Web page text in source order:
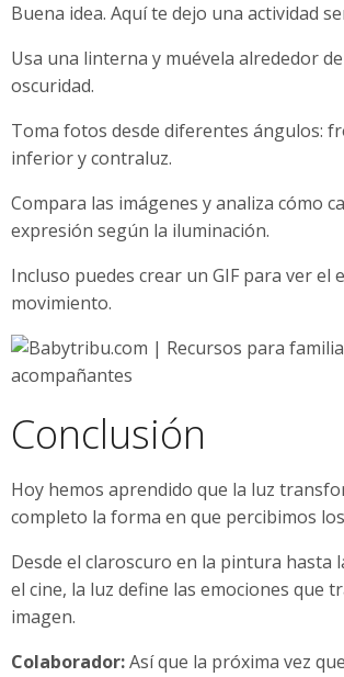
Buena idea. Aquí te dejo una actividad
Usa una linterna y muévela alrededor
oscuridad.
Toma fotos desde diferentes ángulos:
inferior y contraluz.
Compara las imágenes y analiza cómo
expresión según la iluminación.
Incluso puedes crear un GIF para ver el
movimiento.
Conclusión
Hoy hemos aprendido que la luz
completo la forma en que percibimos
Desde el claroscuro en la pintura hasta
el cine, la luz define las emociones que
imagen.
Colaborador:Así que la próxima vez